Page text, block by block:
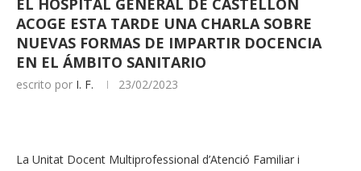
EL HOSPITAL GENERAL DE CASTELLÓN
ACOGE ESTA TARDE UNA CHARLA SOBRE
NUEVAS FORMAS DE IMPARTIR DOCENCIA
EN EL ÁMBITO SANITARIO
escrito por I. F. 23/02/2023
La Unitat Docent Multiprofessional d’Atenció Familiar i